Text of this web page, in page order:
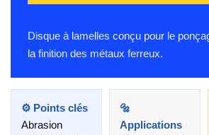
Disque à lamelles conçu pour le
la finition des métaux ferreux.
⚙️ Points clés
Abrasion
🔩
Applications